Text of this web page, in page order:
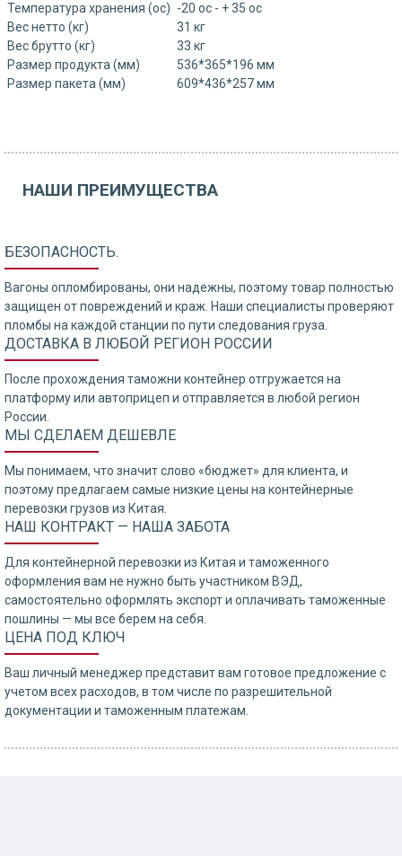
Температура хранения (ос) -20 ос - + 35 ос
Вес нетто (кг)
31 кг
Вес брутто (кг)
33 кг
Размер продукта (мм)
536*365*196 мм
Размер пакета (мм)
609*436*257 мм
НАШИ ПРЕИМУЩЕСТВА
БЕЗОПАСНОСТЬ.
Вагоны опломбированы, они надежны, поэтому товар полностью
защищен от повреждений и краж. Наши специалисты проверяют
пломбы на каждой станции по пути следования груза.
ДОСТАВКА В ЛЮБОЙ РЕГИОН РОССИИ
После прохождения таможни контейнер отгружается на
платформу или автоприцеп и отправляется в любой регион
России.
МЫ СДЕЛАЕМ ДЕШЕВЛЕ
Мы понимаем, что значит слово «бюджет» для клиента, и
поэтому предлагаем самые низкие цены на контейнерные
перевозки грузов из Китая.
НАШ КОНТРАКТ — НАША ЗАБОТА
Для контейнерной перевозки из Китая и таможенного
оформления вам не нужно быть участником ВЭД,
самостоятельно оформлять экспорт и оплачивать таможенные
пошлины — мы все берем на себя.
ЦЕНА ПОД КЛЮЧ
Ваш личный менеджер представит вам готовое предложение с
учетом всех расходов, в том числе по разрешительной
документации и таможенным платежам.